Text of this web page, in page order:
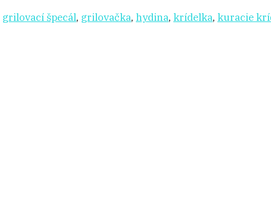
grilovací špecál, grilovačka, hydina, krídelka, kuracie